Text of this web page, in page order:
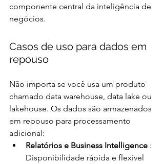
componente central da inteligência de
negócios.
Casos de uso para dados em
repouso
Não importa se você usa um produto
chamado data warehouse, data lake ou
lakehouse. Os dados são armazenados
em repouso para processamento
adicional:
Relatórios e Business Intelligence :
Disponibilidade rápida e flexível